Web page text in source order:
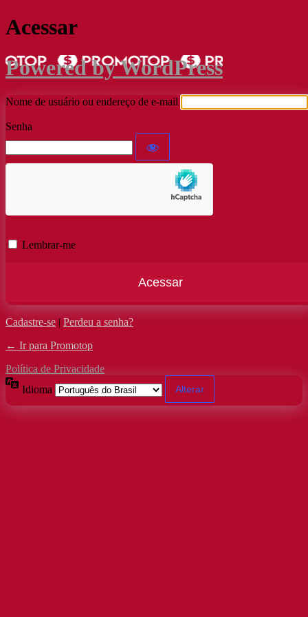
Acessar
Powered by WordPress
Nome de usuário ou endereço de e-mail
Senha
Lembrar-me
Cadastre-se | Perdeu a senha?
← Ir para Promotop
Política de Privacidade
Idioma